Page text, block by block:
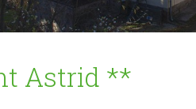
Astrid **